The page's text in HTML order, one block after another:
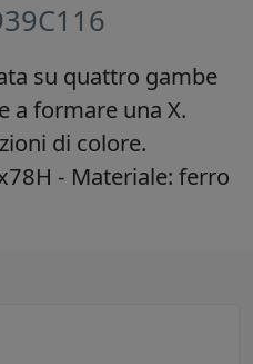
su quattro gambe
a formare una X.
di colore.
- Materiale: ferro